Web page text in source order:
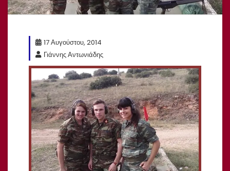
17 Αυγούστου, 2014
Γιάννης Αντωνιάδης